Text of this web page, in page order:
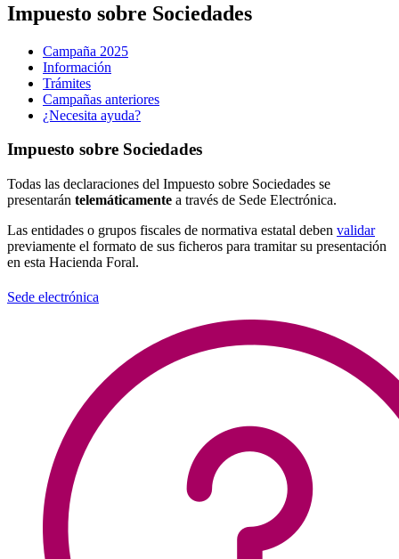
Impuesto sobre Sociedades
Campaña 2025
Información
Trámites
Campañas anteriores
¿Necesita ayuda?
Impuesto sobre Sociedades
Todas las declaraciones del Impuesto sobre Sociedades se
presentarán telemáticamente a través de Sede Electrónica.
Las entidades o grupos fiscales de normativa estatal deben validar
previamente el formato de sus ficheros para tramitar su presentación
en esta Hacienda Foral.
Sede electrónica